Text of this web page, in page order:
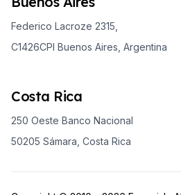
Federico Lacroze 2315,
C1426CPI Buenos Aires, Argentina
Costa Rica
250 Oeste Banco Nacional
50205 Sámara, Costa Rica